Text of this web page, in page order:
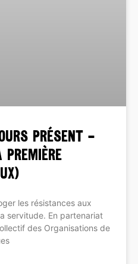
présent –
les résistances aux
servitude. En partenariat
des Organisations de